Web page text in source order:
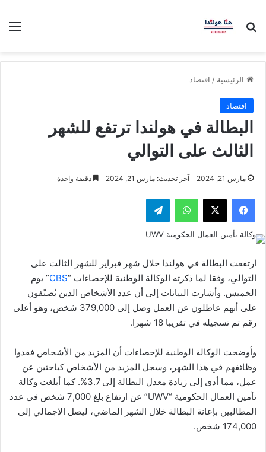
بحث عن
الرئيسية / اقتصاد
اقتصاد
البطالة في هولندا ترتفع للشهر
الثالث على التوالي
مارس 21, 2024 آخر تحديث: مارس 21, 2024 دقيقة واحدة
فيسبوك ‫X واتساب تيلقرام
ارتفعت البطالة في هولندا خلال شهر فبراير للشهر الثالث على
التوالي، وفقا لما ذكرته الوكالة الوطنية للإحصاءات “CBS” يوم
الخميس. وأشارت البيانات إلى أن عدد الأشخاص الذين يُصنّفون
على أنهم عاطلون عن العمل وصل إلى 379,000 شخص، وهو أعلى
رقم تم تسجيله في تقريبا 18 شهرا.
وأوضحت الوكالة الوطنية للإحصاءات أن المزيد من الأشخاص فقدوا
وظائفهم في هذا الشهر، وسجل المزيد من الأشخاص كباحثين عن
عمل، مما أدى إلى زيادة معدل البطالة إلى 3.7%. كما أبلغت وكالة
تأمين العمال الحكومية “UWV” عن ارتفاع بلغ 7,000 شخص في عدد
المطالبين بإعانة البطالة خلال الشهر الماضي، ليصل الإجمالي إلى
174,000 شخص.